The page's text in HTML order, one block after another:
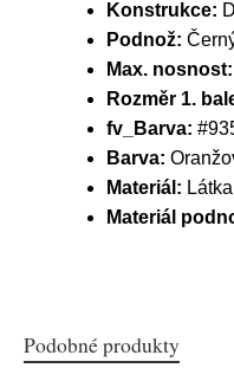
Konstrukce:
Podnož:
Max. nosnost:
Rozměr 1.
fv_Barva:
Barva:
Materiál: Látka
Materiál
Podobné produkty